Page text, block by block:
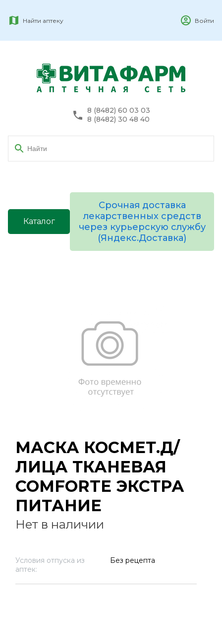
Найти аптеку Войти
8 (8482) 60 03 03
8 (8482) 30 48 40
Каталог
Срочная доставка
лекарственных средств
через курьерскую службу
(Яндекс.Доставка)
МАСКА КОСМЕТ.Д/
ЛИЦА ТКАНЕВАЯ
COMFORTE ЭКСТРА
ПИТАНИЕ
Нет в наличии
Условия отпуска из
аптек:
Без рецепта